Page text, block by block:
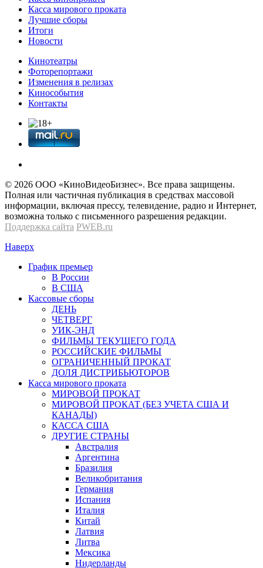
Касса мирового проката
Лучшие сборы
Итоги
Новости
Кинотеатры
Фоторепортажи
Изменения в релизах
Кинособытия
Контакты
© 2026 OOО «КиноВидеоБизнес». Все права защищены.
Полная или частичная публикация в средствах массовой
информации, включая прессу, телевидение, радио и Интернет,
возможна только с письменного разрешения редакции.
Поддержка сайта PWEB.ru
Наверх
График премьер
В России
В США
Кассовые сборы
ДЕНЬ
ЧЕТВЕРГ
УИК-ЭНД
ФИЛЬМЫ ТЕКУЩЕГО ГОДА
РОССИЙСКИЕ ФИЛЬМЫ
ОГРАНИЧЕННЫЙ ПРОКАТ
ДОЛЯ ДИСТРИБЬЮТОРОВ
Касса мирового проката
МИРОВОЙ ПРОКАТ
МИРОВОЙ ПРОКАТ (БЕЗ УЧЕТА США И
КАНАДЫ)
КАССА США
ДРУГИЕ СТРАНЫ
Австралия
Аргентина
Бразилия
Великобритания
Германия
Испания
Италия
Китай
Латвия
Литва
Мексика
Нидерланды